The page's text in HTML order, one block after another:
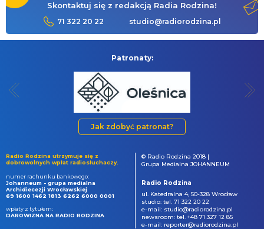
Skontaktuj się z redakcją Radia Rodzina!
71 322 20 22 studio@radiorodzina.pl
Patronaty:
Jak zdobyć patronat?
Radio Rodzina utrzymuje się z
dobrowolnych wpłat radiosłuchaczy.
numer rachunku bankowego:
Johanneum - grupa medialna
Archidiecezji Wrocławskiej
69 1600 1462 1813 6262 6000 0001
wpłaty z tytułem:
DAROWIZNA NA RADIO RODZINA
© Radio Rodzina 2018 |
Grupa Medialna JOHANNEUM
Radio Rodzina
ul. Katedralna 4, 50-328 Wrocław
studio: tel. 71 322 20 22
e-mail: studio@radiorodzina.pl
newsroom: tel. +48 71 327 12 85
e-mail: reporter@radiorodzina.pl